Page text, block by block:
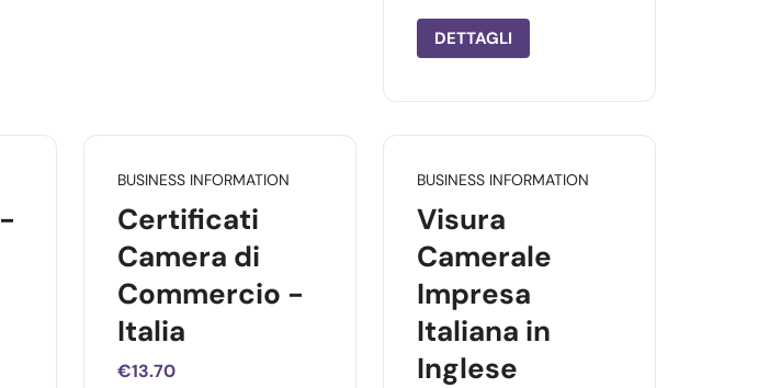
DETTAGLI
BUSINESS INFORMATION
Certificati
Camera di
Commercio -
Italia
€13.70
BUSINESS INFORMATION
Visura
Camerale
Impresa
Italiana in
Inglese